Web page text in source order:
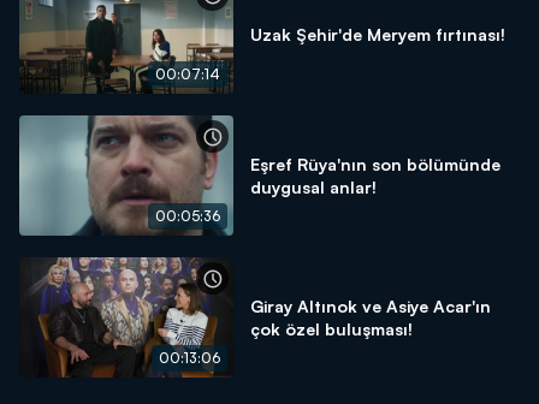
00:07:14
Uzak Şehir'de Meryem fırtınası!
00:05:36
Eşref Rüya'nın son bölümünde
duygusal anlar!
00:13:06
Giray Altınok ve Asiye Acar'ın
çok özel buluşması!